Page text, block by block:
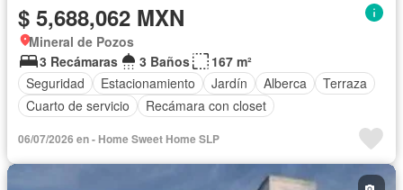
$ 5,688,062 MXN
Mineral de Pozos
3 Recámaras
3 Baños
167 m²
Seguridad
Estacionamiento Jardín Alberca
Terraza
Cuarto de servicio
Recámara con closet
06/07/2026 en - Home Sweet Home SLP